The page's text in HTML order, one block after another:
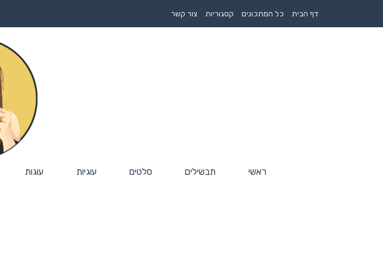
דף הבית כל המתכונים קטגוריות צור קשר
ראשי תבשילים סלטים עוגיות עוגות